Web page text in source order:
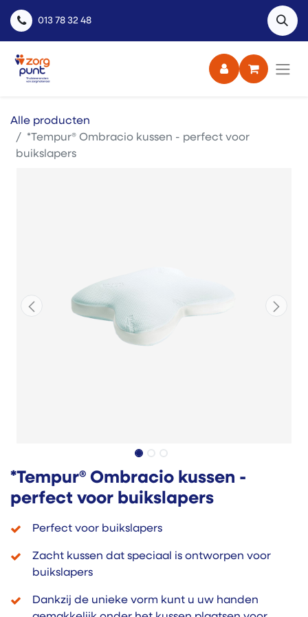
013 78 32 48
Alle producten
*Tempur® Ombracio kussen - perfect voor
buikslapers
*Tempur® Ombracio kussen -
perfect voor buikslapers
Perfect voor buikslapers
Zacht kussen dat speciaal is ontworpen voor
buikslapers
Dankzij de unieke vorm kunt u uw handen